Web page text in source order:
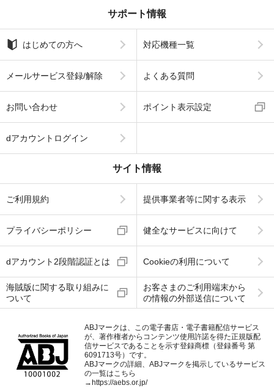
サポート情報
はじめての方へ 対応機種一覧
メールサービス登録/解除 よくある質問
お問い合わせ ポイント表示設定
dアカウントログイン
サイト情報
ご利用規約 提供事業者等に関する表示
プライバシーポリシー 健全なサービスに向けて
dアカウント2段階認証とは Cookieの利用について
海賊版に関する取り組みに
ついて
お客さまのご利用端末から
の情報の外部送信について
ABJマークは、この電子書店・電子書籍配信サービス
が、著作権者からコンテンツ使用許諾を得た正規版配
信サービスであることを示す登録商標（登録番号 第
6091713号）です。
ABJマークの詳細、ABJマークを掲示しているサービス
の一覧はこちら
→ https://aebs.or.jp/